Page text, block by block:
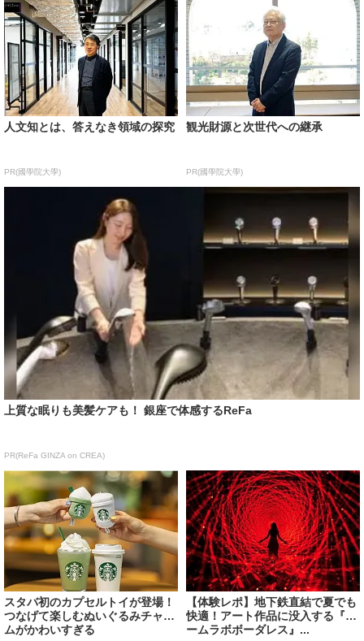
人文知とは、答えなき領域の探究
PR(國學院大學)
観光財源と次世代への継承
PR(國學院大學)
上質な眠りも美髪ケアも！ 銀座で体感するReFa
PR(ReFa GINZA on CREA)
スタバ初のカプセルトイが登場！
つなげて楽しむぬいぐるみチャー
ムがかわいすぎる
【体験レポ】地下鉄直結で夏でも
快適！アート作品に没入する『チ
ームラボボーダレス』...